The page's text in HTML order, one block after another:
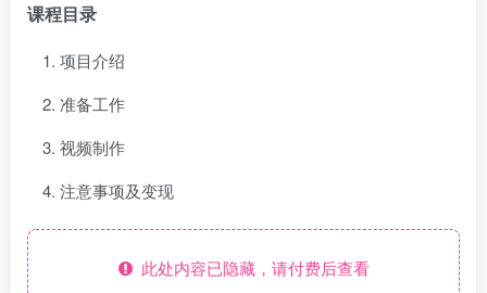
课程目录
项目介绍
准备工作
视频制作
注意事项及变现
此处内容已隐藏，请付费后查看